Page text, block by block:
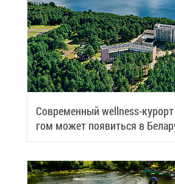
Со­вре­мен­ный wellness-
гом мо­жет по­явить­ся в
зы­ва­ем по­дроб­но­сти